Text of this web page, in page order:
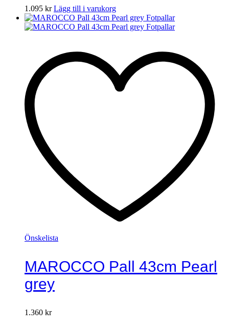
1.095 kr Lägg till i varukorg
Önskelista
MAROCCO Pall 43cm Pearl
grey
1.360 kr